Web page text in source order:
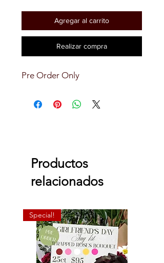
Agregar al carrito
Realizar compra
Pre Order Only
Productos
relacionados
Special!